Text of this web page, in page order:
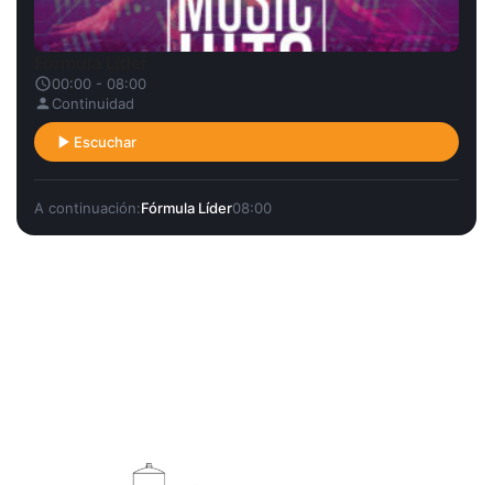
00:00 - 08:00
Continuidad
Escuchar
A continuación:Fórmula Líder08:00